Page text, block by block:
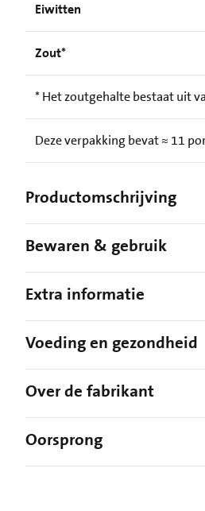
Eiwitten
Zout*
* Het zoutgehalte bestaat uit
Deze verpakking bevat ≈ 11
Productomschrijving
Bewaren & gebruik
Extra informatie
Voeding en gezondheid
Over de fabrikant
Oorsprong